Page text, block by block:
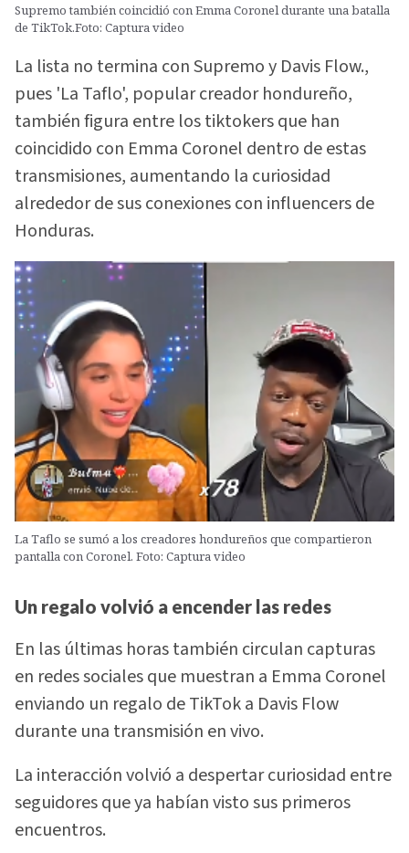
Supremo también coincidió con Emma Coronel durante una batalla
de TikTok.Foto: Captura video
La lista no termina con Supremo y Davis Flow.,
pues 'La Taflo', popular creador hondureño,
también figura entre los tiktokers que han
coincidido con Emma Coronel dentro de estas
transmisiones, aumentando la curiosidad
alrededor de sus conexiones con influencers de
Honduras.
La Taflo se sumó a los creadores hondureños que compartieron
pantalla con Coronel. Foto: Captura video
Un regalo volvió a encender las redes
En las últimas horas también circulan capturas
en redes sociales que muestran a Emma Coronel
enviando un regalo de TikTok a Davis Flow
durante una transmisión en vivo.
La interacción volvió a despertar curiosidad entre
seguidores que ya habían visto sus primeros
encuentros.